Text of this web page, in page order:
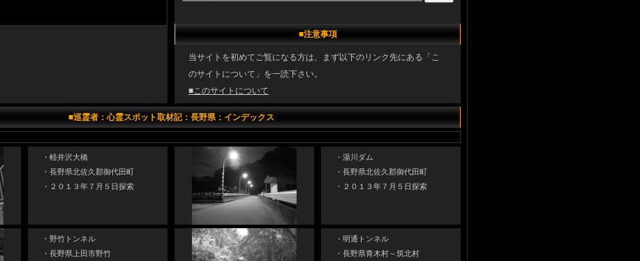
■注意事項
当サイトを初めてご覧になる方は、まず以下のリンク先にある「こ
のサイトについて」を一読下さい。
■このサイトについて
■巡霊者：心霊スポット取材記：長野県：インデックス
・軽井沢大橋
・長野県北佐久郡御代田町
・２０１３年７月５日探索
・湯川ダム
・長野県北佐久郡御代田町
・２０１３年７月５日探索
・野竹トンネル
・長野県上田市野竹
・明通トンネル
・長野県青木村～筑北村